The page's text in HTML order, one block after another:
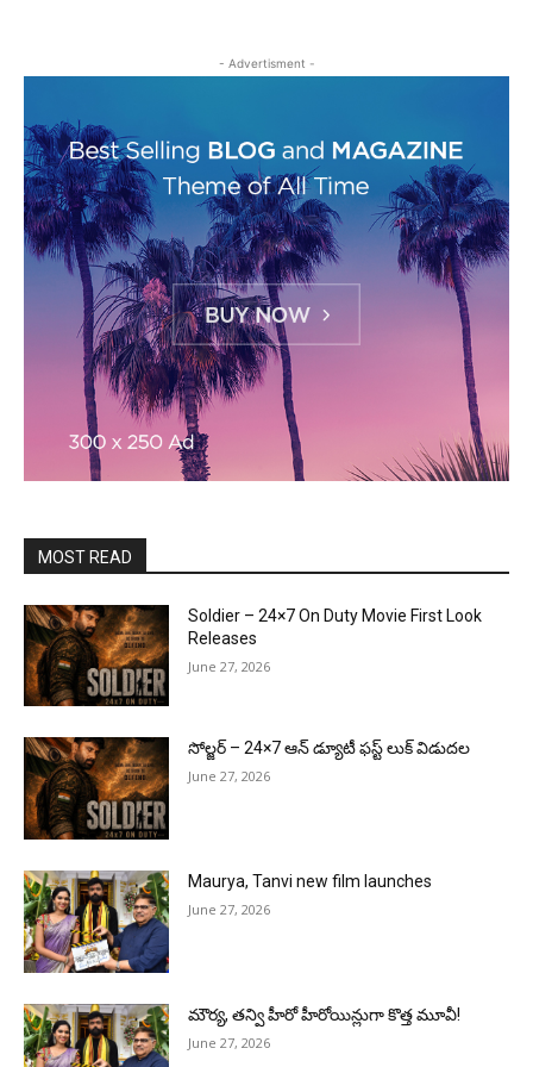
- Advertisment -
MOST READ
Soldier – 24×7 On Duty Movie First Look
Releases
June 27, 2026
సోల్జర్ – 24×7 ఆన్ డ్యూటీ ఫస్ట్ లుక్ విడుదల
June 27, 2026
Maurya, Tanvi new film launches
June 27, 2026
మౌర్య‌, త‌న్వి హీరో హీరోయిన్లుగా కొత్త మూవీ!
June 27, 2026